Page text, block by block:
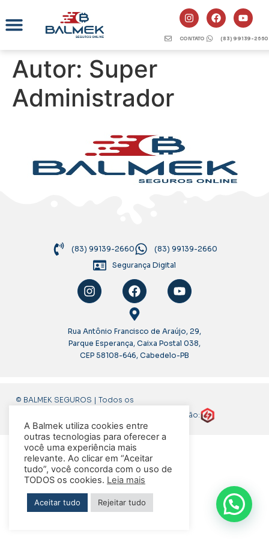
CONTATO (83) 99139-2660
Autor: Super
Administrador
(83) 99139-2660
(83) 99139-2660
Segurança Digital
Rua Antônio Francisco de Araújo, 29,
Parque Esperança, Caixa Postal 038,
CEP 58108-646, Cabedelo-PB
© BALMEK SEGUROS | Todos os
Criação:
A Balmek utiliza cookies entre
outras tecnologias para oferecer a
você uma experiência mais
relevante. Ao clicar em “Aceitar
tudo”, você concorda com o uso de
TODOS os cookies. Leia mais
Aceitar tudo Rejeitar tudo